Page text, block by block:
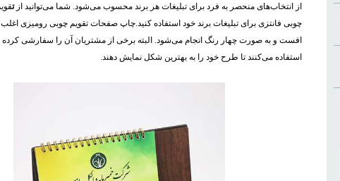
از انتخاب‌های منحصر به فرد برای تبلیغات هر برند محسوب می‌شود. شما می‌توانید ازت
چوبی فانتزی برای تبلیغات برند خود استفاده کنید.چاپ صفحات تقویم چوبی رومیزی
افست و به صورت چهار رنگ انجام می‌شود. البته برخی از مشتریان آن را سفارشی کرده و
استفاده می‌کنند تا طرح خود را به بهترین شکل نمایش دهند.